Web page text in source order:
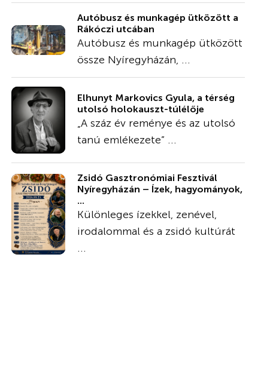
Autóbusz és munkagép ütközött a
Rákóczi utcában
Autóbusz és munkagép ütközött
össze Nyíregyházán, ...
Elhunyt Markovics Gyula, a térség
utolsó holokauszt-túlélője
„A száz év reménye és az utolsó
tanú emlékezete” ...
Zsidó Gasztronómiai Fesztivál
Nyíregyházán – Ízek, hagyományok,
...
Különleges ízekkel, zenével,
irodalommal és a zsidó kultúrát
...